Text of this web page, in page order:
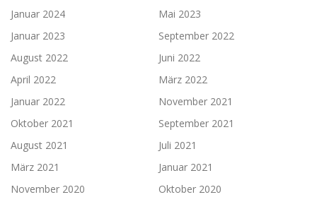
Januar 2024
Mai 2023
Januar 2023
September 2022
August 2022
Juni 2022
April 2022
März 2022
Januar 2022
November 2021
Oktober 2021
September 2021
August 2021
Juli 2021
März 2021
Januar 2021
November 2020
Oktober 2020